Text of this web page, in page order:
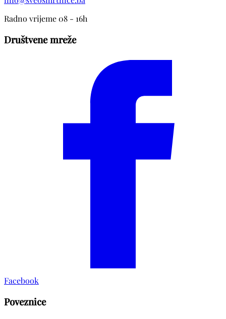
Radno vrijeme 08 - 16h
Društvene mreže
Facebook
Poveznice